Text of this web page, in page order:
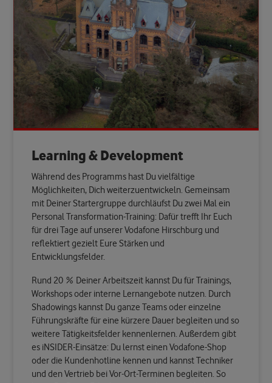
Learning & Development
Während des Programms hast Du vielfältige
Möglichkeiten, Dich weiterzuentwickeln. Gemeinsam
mit Deiner Startergruppe durchläufst Du zwei Mal ein
Personal Transformation-Training: Dafür trefft Ihr Euch
für drei Tage auf unserer Vodafone Hirschburg und
reflektiert gezielt Eure Stärken und
Entwicklungsfelder.
Rund 20 % Deiner Arbeitszeit kannst Du für Trainings,
Workshops oder interne Lernangebote nutzen. Durch
Shadowings kannst Du ganze Teams oder einzelne
Führungskräfte für eine kürzere Dauer begleiten und so
weitere Tätigkeitsfelder kennenlernen. Außerdem gibt
es iNSIDER-Einsätze: Du lernst einen Vodafone-Shop
oder die Kundenhotline kennen und kannst Techniker
und den Vertrieb bei Vor-Ort-Terminen begleiten. So